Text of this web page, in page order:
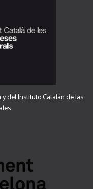
del Instituto Catalán de las